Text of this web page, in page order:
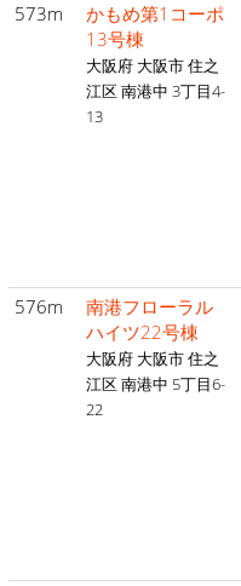
573m
かもめ第1コーポ
13号棟
大阪府 大阪市 住之
江区 南港中 3丁目4-
13
576m
南港フローラル
ハイツ22号棟
大阪府 大阪市 住之
江区 南港中 5丁目6-
22